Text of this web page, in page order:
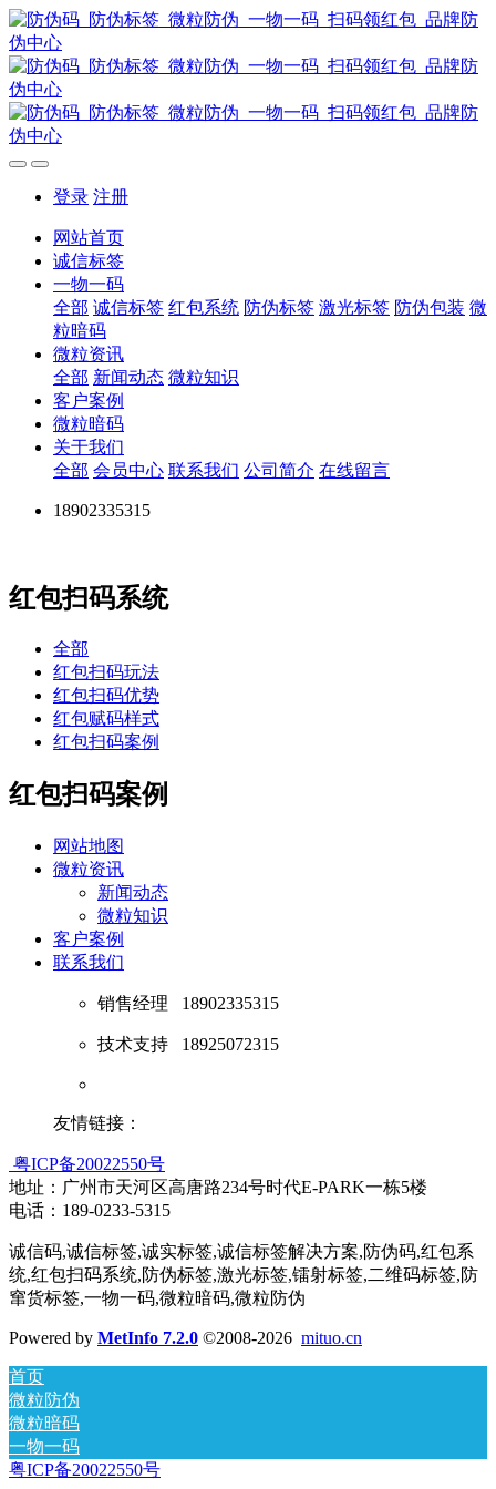
登录 注册
网站首页
诚信标签
一物一码
全部 诚信标签 红包系统 防伪标签 激光标签 防伪包装 微
粒暗码
微粒资讯
全部 新闻动态 微粒知识
客户案例
微粒暗码
关于我们
全部 会员中心 联系我们 公司简介 在线留言
18902335315
红包扫码系统
全部
红包扫码玩法
红包扫码优势
红包赋码样式
红包扫码案例
红包扫码案例
网站地图
微粒资讯
新闻动态
微粒知识
客户案例
联系我们
销售经理 18902335315
技术支持 18925072315
友情链接：
粤ICP备20022550号
地址：广州市天河区高唐路234号时代E-PARK一栋5楼
电话：189-0233-5315
诚信码,诚信标签,诚实标签,诚信标签解决方案,防伪码,红包系
统,红包扫码系统,防伪标签,激光标签,镭射标签,二维码标签,防
窜货标签,一物一码,微粒暗码,微粒防伪
Powered by MetInfo 7.2.0 ©2008-2026 mituo.cn
首页
微粒防伪
微粒暗码
一物一码
粤ICP备20022550号